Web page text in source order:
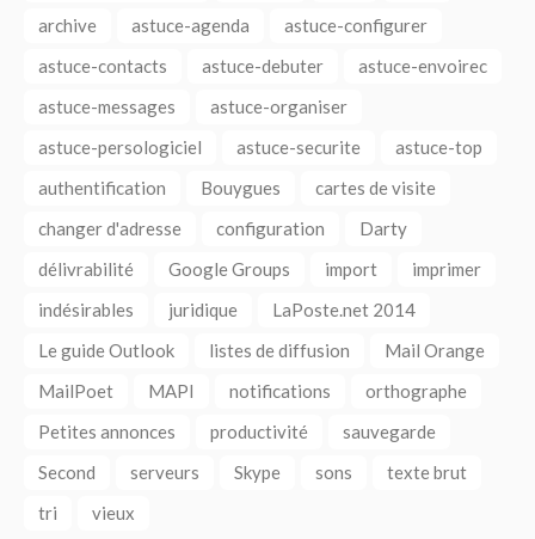
archive
astuce-agenda
astuce-configurer
astuce-contacts
astuce-debuter
astuce-envoirec
astuce-messages
astuce-organiser
astuce-persologiciel
astuce-securite
astuce-top
authentification
Bouygues
cartes de visite
changer d'adresse
configuration
Darty
délivrabilité
Google Groups import
imprimer
indésirables
juridique
LaPoste.net 2014
Le guide Outlook
listes de diffusion
Mail Orange
MailPoet
MAPI notifications
orthographe
Petites annonces
productivité
sauvegarde
Second
serveurs Skype sons
texte brut
tri
vieux